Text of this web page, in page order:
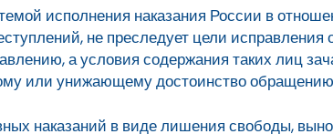
исполнения наказания России в
не преследует цели исправления
а условия содержания таких лиц
или унижающему достоинство
наказаний в виде лишения свободы,